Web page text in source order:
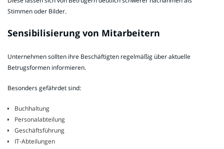
Stimmen oder Bilder.
Sensibilisierung von Mitarbeitern
Unternehmen sollten ihre Beschäftigten regelmäßig über aktuelle
Betrugsformen informieren.
Besonders gefährdet sind:
Buchhaltung
Personalabteilung
Geschäftsführung
IT-Abteilungen